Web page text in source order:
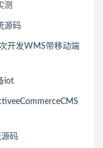
测
源码
开发WMS带移动端
iot
码